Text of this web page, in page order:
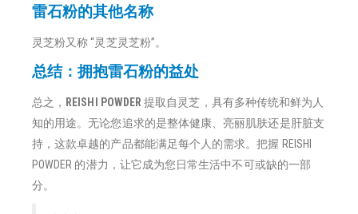
雷石粉的其他名称
灵芝粉又称 “灵芝灵芝粉”。
总结：拥抱雷石粉的益处
总之， REISHI POWDER 提取自灵芝，具有多种传统和鲜为人
知的用途。无论您追求的是整体健康、亮丽肌肤还是肝脏支
持，这款卓越的产品都能满足每个人的需求。把握 REISHI
POWDER 的潜力，让它成为您日常生活中不可或缺的一部
分。